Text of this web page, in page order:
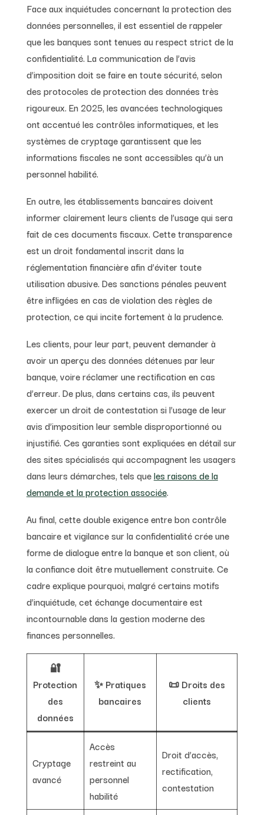
Face aux inquiétudes concernant la protection des
données personnelles, il est essentiel de rappeler
que les banques sont tenues au respect strict de la
confidentialité. La communication de l’avis
d’imposition doit se faire en toute sécurité, selon
des protocoles de protection des données très
rigoureux. En 2025, les avancées technologiques
ont accentué les contrôles informatiques, et les
systèmes de cryptage garantissent que les
informations fiscales ne sont accessibles qu’à un
personnel habilité.
En outre, les établissements bancaires doivent
informer clairement leurs clients de l’usage qui sera
fait de ces documents fiscaux. Cette transparence
est un droit fondamental inscrit dans la
réglementation financière afin d’éviter toute
utilisation abusive. Des sanctions pénales peuvent
être infligées en cas de violation des règles de
protection, ce qui incite fortement à la prudence.
Les clients, pour leur part, peuvent demander à
avoir un aperçu des données détenues par leur
banque, voire réclamer une rectification en cas
d’erreur. De plus, dans certains cas, ils peuvent
exercer un droit de contestation si l’usage de leur
avis d’imposition leur semble disproportionné ou
injustifié. Ces garanties sont expliquées en détail sur
des sites spécialisés qui accompagnent les usagers
dans leurs démarches, tels queles raisons de la
demande et la protection associée.
Au final, cette double exigence entre bon contrôle
bancaire et vigilance sur la confidentialité crée une
forme de dialogue entre la banque et son client, où
la confiance doit être mutuellement construite. Ce
cadre explique pourquoi, malgré certains motifs
d’inquiétude, cet échange documentaire est
incontournable dans la gestion moderne des
finances personnelles.
🔐
Protection
des
données
✨ Pratiques
bancaires
📜 Droits des
clients
Cryptage
avancé
Accès
restreint au
personnel
habilité
Droit d’accès,
rectification,
contestation